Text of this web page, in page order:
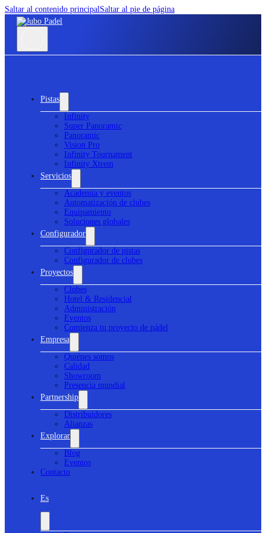
Saltar al contenido principalSaltar al pie de página
Pistas
Infinity
Super Panoramic
Panoramic
Vision Pro
Infinity Tournament
Infinity Xtrem
Servicios
Academia y eventos
Automatización de clubes
Equipamiento
Soluciones globales
Configurador
Configurador de pistas
Configurador de clubes
Proyectos
Clubes
Hotel & Residencial
Administración
Eventos
Comienza tu proyecto de pádel
Empresa
Quiénes somos
Calidad
Showroom
Presencia mundial
Partnership
Distribuidores
Alianzas
Explorar
Blog
Eventos
Contacto
Es